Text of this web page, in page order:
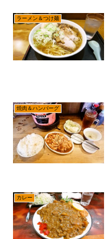
ラーメン＆つけ麺
焼肉＆ハンバーグ
カレー